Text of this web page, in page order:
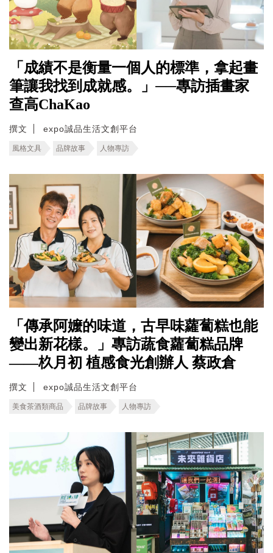
「成績不是衡量一個人的標準，拿起畫
筆讓我找到成就感。」──專訪插畫家
查高ChaKao
撰文 expo誠品生活文創平台
風格文具 品牌故事 人物專訪
「傳承阿嬤的味道，古早味蘿蔔糕也能
變出新花樣。」專訪蔬食蘿蔔糕品牌
——杦月初 植感食光創辦人 蔡政倉
撰文 expo誠品生活文創平台
美食茶酒類商品 品牌故事 人物專訪